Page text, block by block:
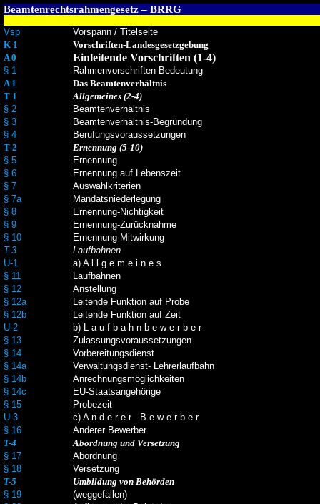
Beamtenrechtsrahmengesetz – BRRG
Vsp
Vorspann / Titelseite
K 1
A 0
Vorschriften-Landesgesetzgebung
Einleitende Vorschriften (1-4)
§ 1
Rahmenvorschriften-Bedeutung
A 1
T 1
Das Beamtenverhältnis
Allgemeines (2-4)
§ 2
§ 3
§ 4
Beamtenverhältnis
Beamtenverhältnis-Begründung
Berufungsvoraussetzungen
T-2
Ernennung (5-10)
§ 5
§ 6
§ 7
§ 7a
§ 8
§ 9
§ 10
Ernennung
Ernennung auf Lebenszeit
Auswahlkriterien
Mandatsniederlegung
Ernennung-Nichtigkeit
Ernennung-Zurücknahme
Ernennung-Mitwirkung
T-3
U-1
Laufbahnen
a) A l l g e m e i n e s
§ 11
§ 12
§ 12a
§ 12b
Laufbahnen
Anstellung
Leitende Funktion auf Probe
Leitende Funktion auf Zeit
U-2
b) L a u f b a h n b e w e r b e r
§ 13
§ 14
§ 14a
§ 14b
§ 14c
§ 15
Zulassungsvoraussetzungen
Vorbereitungsdienst
Verwaltungsdienst- Lehrerlaufbahn
Anrechnungsmöglichkeiten
EU-Staatsangehörige
Probezeit
U-3
c) A n d e r e r B e w e r b e r
§ 16
Anderer Bewerber
T-4
Abordnung und Versetzung
§ 17
§ 18
Abordnung
Versetzung
T-5
Umbildung von Behörden
§ 19
(weggefallen)